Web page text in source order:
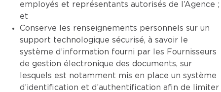
employés et représentants autorisés de l’Agence ;
et
Conserve les renseignements personnels sur un
support technologique sécurisé, à savoir le
système d’information fourni par les Fournisseurs
de gestion électronique des documents, sur
lesquels est notamment mis en place un système
d’identification et d’authentification afin de limiter